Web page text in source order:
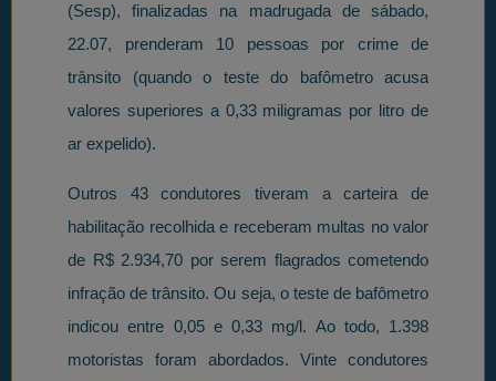
(Sesp), finalizadas na madrugada de sábado,
22.07, prenderam 10 pessoas por crime de
trânsito (quando o teste do bafômetro acusa
valores superiores a 0,33 miligramas por litro de
ar expelido).
Outros 43 condutores tiveram a carteira de
habilitação recolhida e receberam multas no valor
de R$ 2.934,70 por serem flagrados cometendo
infração de trânsito. Ou seja, o teste de bafômetro
indicou entre 0,05 e 0,33 mg/l. Ao todo, 1.398
motoristas foram abordados. Vinte condutores